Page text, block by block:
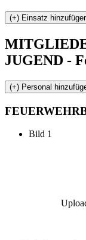
JUGEND -
FEUERWEHR
Bild 1